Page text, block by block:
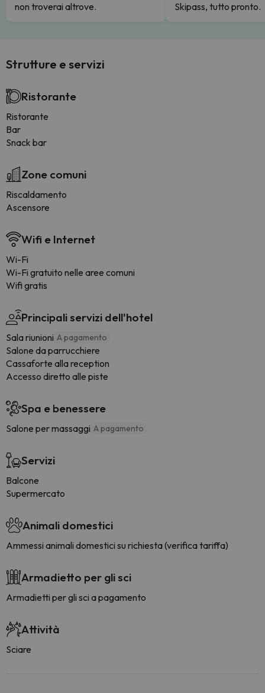
non troverai altrove.
Skipass, tutto pronto.
Strutture e servizi
Ristorante
Ristorante
Bar
Snack bar
Zone comuni
Riscaldamento
Ascensore
Wifi e Internet
Wi-Fi
Wi-Fi gratuito nelle aree comuni
Wifi gratis
Principali servizi dell'hotel
Sala riunioni A pagamento
Salone da parrucchiere
Cassaforte alla reception
Accesso diretto alle piste
Spa e benessere
Salone per massaggi A pagamento
Servizi
Balcone
Supermercato
Animali domestici
Ammessi animali domestici su richiesta (verifica tariffa)
Armadietto per gli sci
Armadietti per gli sci a pagamento
Attività
Sciare